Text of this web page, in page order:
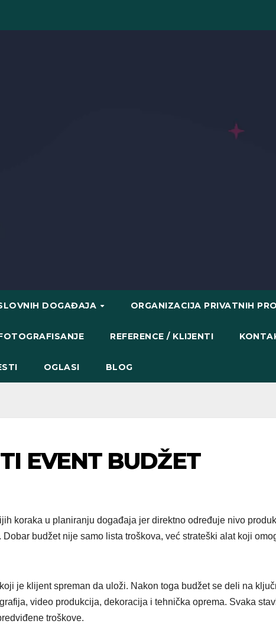
DOGAĐAJA ORGANIZACIJA PRIVATNIH
REFERENCE / KLIJENTI
OGLASI BLOG
EVENT BUDŽET
koraka u planiranju događaja jer direktno određuje nivo
budžet nije samo lista troškova, već strateški alat koji
je klijent spreman da uloži. Nakon toga budžet se deli na
video produkcija, dekoracija i tehnička oprema. Svaka
troškove.